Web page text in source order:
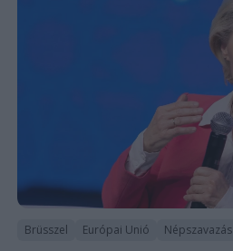
Brüsszel Európai Unió Népszavazás